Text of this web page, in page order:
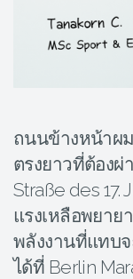
ถนนข้างหน้าผ
ตรงยาวที่ต้องผ่
Straße des
แรงเหลือพยา
พลังงานที่แทบ
ได้ที่ Berlin